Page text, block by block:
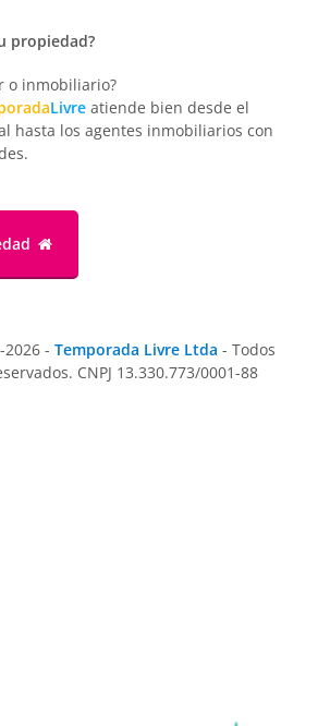
propiedad?
o inmobiliario?
Livre atiende bien desde el
hasta los agentes inmobiliarios con
- Temporada Livre Ltda - Todos
CNPJ 13.330.773/0001-88